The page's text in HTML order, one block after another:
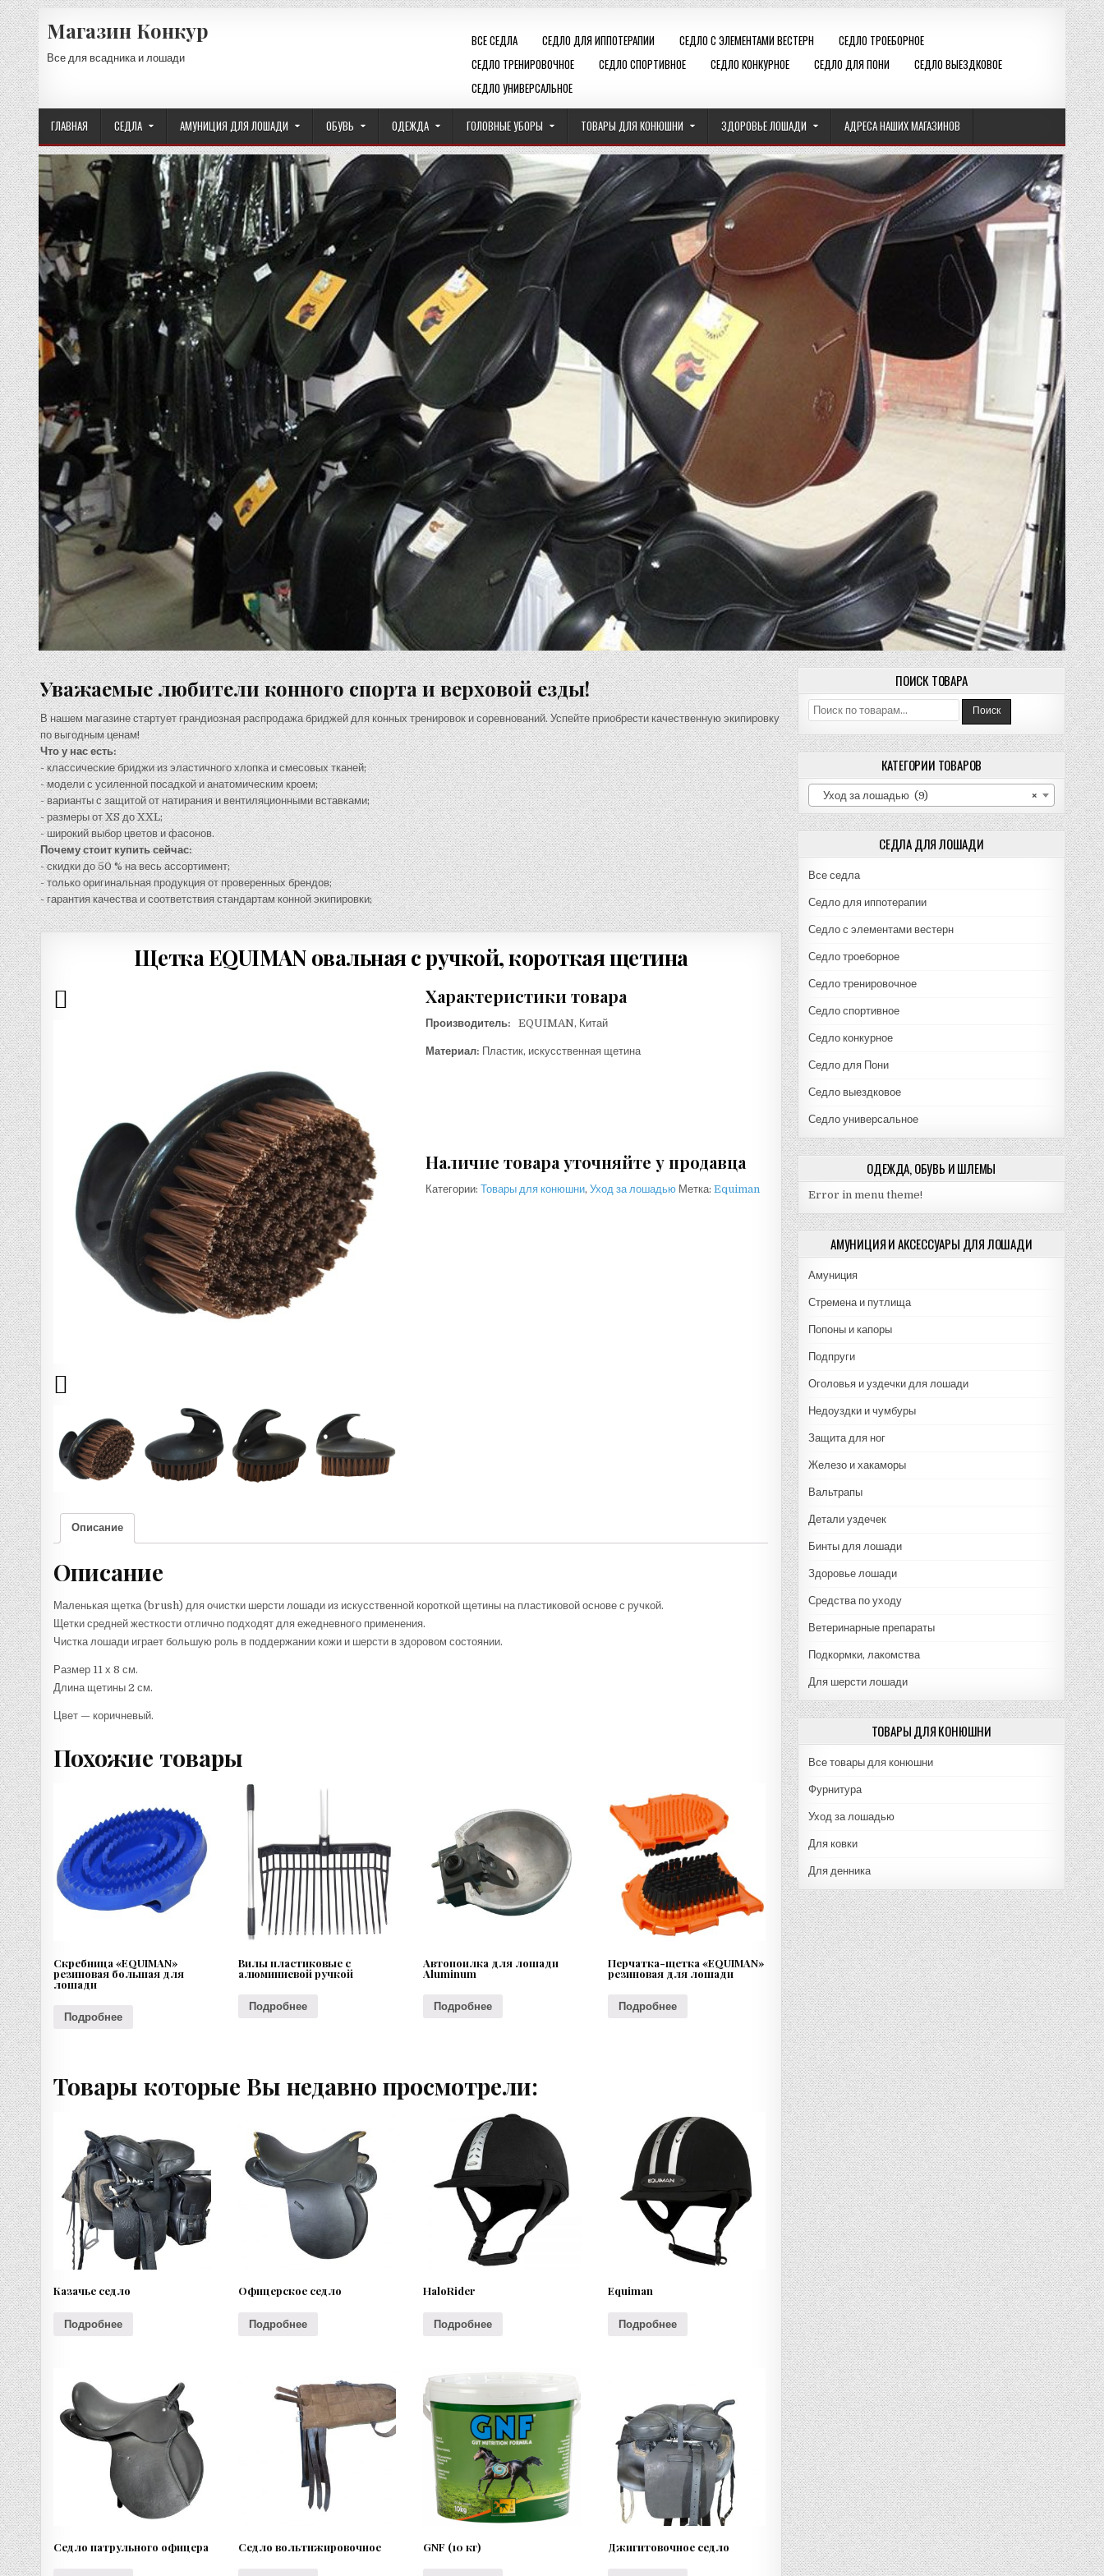
Skip
to
content
Магазин Конкур
Все для всадника и лошади
ВСЕ СЕДЛА СЕДЛО ДЛЯ ИППОТЕРАПИИ СЕДЛО С ЭЛЕМЕНТАМИ ВЕСТЕРН
СЕДЛО ТРОЕБОРНОЕ
СЕДЛО ТРЕНИРОВОЧНОЕ
СЕДЛО СПОРТИВНОЕ СЕДЛО КОНКУРНОЕ СЕДЛО ДЛЯ ПОНИ
СЕДЛО ВЫЕЗДКОВОЕ
СЕДЛО УНИВЕРСАЛЬНОЕ
ГЛАВНАЯ СЕДЛА АМУНИЦИЯ ДЛЯ ЛОШАДИ ОБУВЬ ОДЕЖДА ГОЛОВНЫЕ УБОРЫ ТОВАРЫ ДЛЯ КОНЮШНИ ЗДОРОВЬЕ ЛОШАДИ АДРЕСА НАШИХ МАГАЗИНОВ
Уважаемые любители конного спорта и верховой езды!
В нашем магазине стартует грандиозная распродажа бриджей для конных тренировок и соревнований. Успейте приобрести качественную экипировку
по выгодным ценам!
Что у нас есть:
- классические бриджи из эластичного хлопка и смесовых тканей;
- модели с усиленной посадкой и анатомическим кроем;
- варианты с защитой от натирания и вентиляционными вставками;
- размеры от XS до XXL;
- широкий выбор цветов и фасонов.
Почему стоит купить сейчас:
- скидки до 50 % на весь ассортимент;
- только оригинальная продукция от проверенных брендов;
- гарантия качества и соответствия стандартам конной экипировки;
Щетка EQUIMAN овальная с ручкой, короткая щетина
Характеристики товара
Производитель: EQUIMAN, Китай
Материал: Пластик, искусственная щетина
Наличие товара уточняйте у продавца
Категории: Товары для конюшни, Уход за лошадью Метка: Equiman
Описание
Описание
Маленькая щетка (brush) для очистки шерсти лошади из искусственной короткой щетины на пластиковой основе с ручкой.
Щетки средней жесткости отлично подходят для ежедневного применения.
Чистка лошади играет большую роль в поддержании кожи и шерсти в здоровом состоянии.
Размер 11 х 8 см.
Длина щетины 2 см.
Цвет — коричневый.
Похожие товары
Скребница «EQUIMAN»
резиновая большая для
лошади
Подробнее
Вилы пластиковые с
алюминиевой ручкой
Подробнее
Автопоилка для лошади
Aluminum
Подробнее
Перчатка-щетка «EQUIMAN»
резиновая для лошади
Подробнее
Товары которые Вы недавно просмотрели:
Казачье седло
Подробнее
Офицерское седло
Подробнее
HaloRider
Подробнее
Equiman
Подробнее
Седло патрульного офицера Седло вольтижировочное GNF (10 кг) Джигитовочное седло
ПОИСК ТОВАРА
Искать: Поиск
КАТЕГОРИИ ТОВАРОВ
×
Уход за лошадью (9)
СЕДЛА ДЛЯ ЛОШАДИ
Все седла
Седло для иппотерапии
Седло с элементами вестерн
Седло троеборное
Седло тренировочное
Седло спортивное
Седло конкурное
Седло для Пони
Седло выездковое
Седло универсальное
ОДЕЖДА, ОБУВЬ И ШЛЕМЫ
Error in menu theme!
АМУНИЦИЯ И АКСЕССУАРЫ ДЛЯ ЛОШАДИ
Амуниция
Стремена и путлища
Попоны и капоры
Подпруги
Оголовья и уздечки для лошади
Недоуздки и чумбуры
Защита для ног
Железо и хакаморы
Вальтрапы
Детали уздечек
Бинты для лошади
Здоровье лошади
Средства по уходу
Ветеринарные препараты
Подкормки, лакомства
Для шерсти лошади
ТОВАРЫ ДЛЯ КОНЮШНИ
Все товары для конюшни
Фурнитура
Уход за лошадью
Для ковки
Для денника